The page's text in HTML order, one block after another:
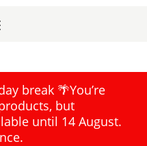
break 🌴You’re
but
until 14 August.